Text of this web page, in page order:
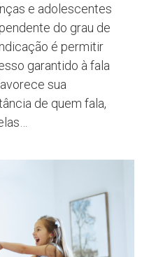
e adolescentes
do grau de
é permitir
garantido à fala
sua
de quem fala,